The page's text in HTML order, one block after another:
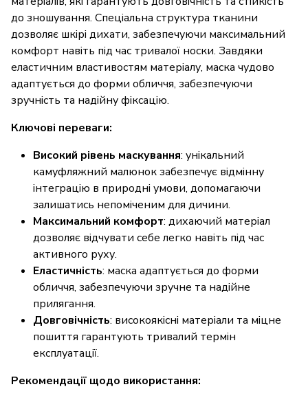
до зношування. Спеціальна структура тканини
дозволяє шкірі дихати, забезпечуючи максимальний
комфорт навіть під час тривалої носки. Завдяки
еластичним властивостям матеріалу, маска чудово
адаптується до форми обличчя, забезпечуючи
зручність та надійну фіксацію.
Ключові переваги:
Високий рівень маскування: унікальний
камуфляжний малюнок забезпечує відмінну
інтеграцію в природні умови, допомагаючи
залишатись непоміченим для дичини.
Максимальний комфорт: дихаючий матеріал
дозволяє відчувати себе легко навіть під час
активного руху.
Еластичність: маска адаптується до форми
обличчя, забезпечуючи зручне та надійне
прилягання.
Довговічність: високоякісні матеріали та міцне
пошиття гарантують тривалий термін
експлуатації.
Рекомендації щодо використання: